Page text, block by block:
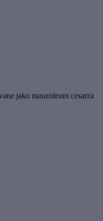
jako mauzoleum cesarza